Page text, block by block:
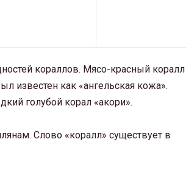
кораллов. Мясо-красный коралл
известен как «ангельская кожа».
голубой корал «акори».
Слово «коралл» существует в